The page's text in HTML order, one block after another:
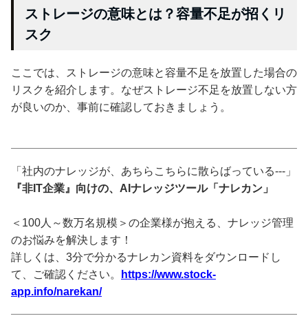
ストレージの意味とは？容量不足が招くリ
スク
ここでは、ストレージの意味と容量不足を放置した場合の
リスクを紹介します。なぜストレージ不足を放置しない方
が良いのか、事前に確認しておきましょう。
「社内のナレッジが、あちらこちらに散らばっている---」
『非IT企業』向けの、AIナレッジツール「ナレカン」
＜100人～数万名規模＞の企業様が抱える、ナレッジ管理
のお悩みを解決します！
詳しくは、3分で分かるナレカン資料をダウンロードし
て、ご確認ください。
https://www.stock-
app.info/narekan/